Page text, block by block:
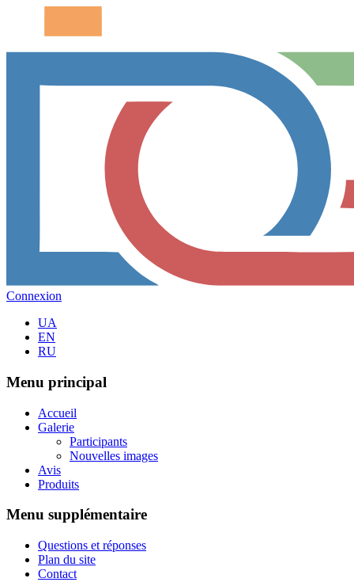
Connexion
UA
EN
RU
Menu principal
Accueil
Galerie
Participants
Nouvelles images
Avis
Produits
Menu supplémentaire
Questions et réponses
Plan du site
Contact